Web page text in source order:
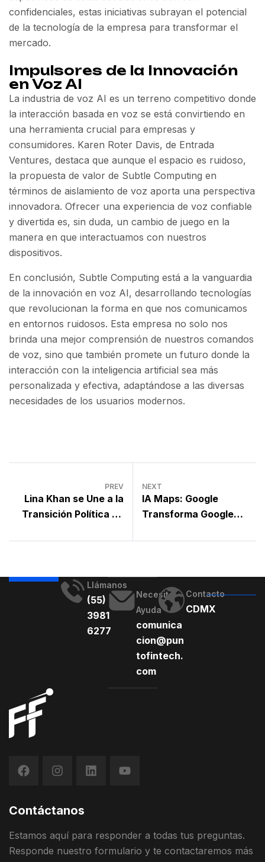
confidenciales, estas iniciativas subrayan el potencial
de la tecnología de la empresa para transformar el
mercado.
Impulsores de la Innovación
en Voz AI
La industria de voz AI es un terreno competitivo donde
la interacción basada en voz se está convirtiendo en
una herramienta crucial para empresas y
consumidores. Karen Roter Davis, de Entrada
Ventures, destaca que aunque el espacio es ruidoso,
la propuesta de valor de Subtle Computing en
términos de aislamiento de voz aporta una perspectiva
innovadora. Ofrecer una experiencia de voz confiable
y divertida es, sin duda, un cambio de juego en la
manera en que interactuamos con nuestros
dispositivos.
En conclusión, Subtle Computing está a la vanguardia
de la innovación en voz AI, desarrollando tecnologías
que revolucionan la forma en que nos comunicamos
en entornos ruidosos. Esta empresa no solo nos
brinda una mejor comprensión de nuestros comandos
de voz, sino que también promete un futuro donde la
interacción con la inteligencia artificial sea más
personalizada y efectiva, adaptándose a las diversas
necesidades de los usuarios modernos.
PREV
Lina Khan se Une a la
Transición Política de
NYC
NEXT
IA Maps: Google
Transforma Google
Llámanos
(55)
3981
6277
Necesito
Ayuda
comunica
cion@pun
tofintech.
com
Contacto
CDMX
Contáctanos
Estamos aquí para responder a todas tus preguntas.
Responde nuestro formulario y te contactaremos más